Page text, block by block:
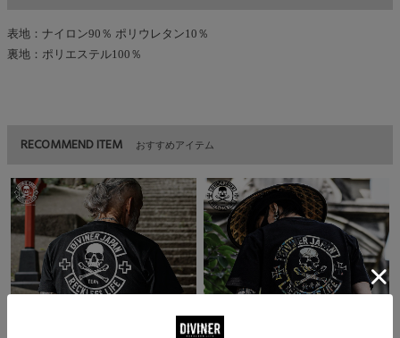
表地：ナイロン90％ ポリウレタン10％
裏地：ポリエステル100％
RECOMMEND ITEM おすすめアイテム